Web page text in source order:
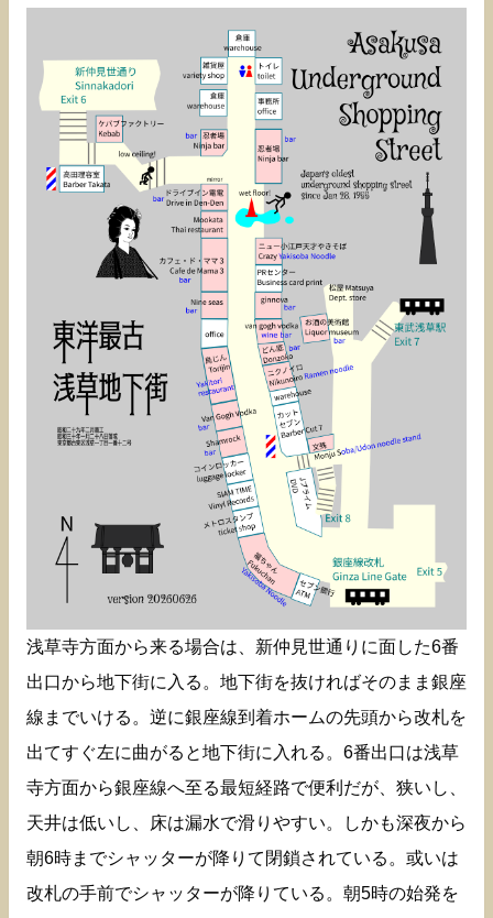
浅草寺方面から来る場合は、新仲見世通りに面した6番
出口から地下街に入る。地下街を抜ければそのまま銀座
線までいける。逆に銀座線到着ホームの先頭から改札を
出てすぐ左に曲がると地下街に入れる。6番出口は浅草
寺方面から銀座線へ至る最短経路で便利だが、狭いし、
天井は低いし、床は漏水で滑りやすい。しかも深夜から
朝6時までシャッターが降りて閉鎖されている。或いは
改札の手前でシャッターが降りている。朝5時の始発を